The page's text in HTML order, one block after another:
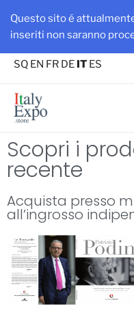
Questo sito é
inseriti non saranno
Ottieni maggiore
SQ EN FR DE IT ES
Scopri i
recente
Acquista presso
all’ingrosso